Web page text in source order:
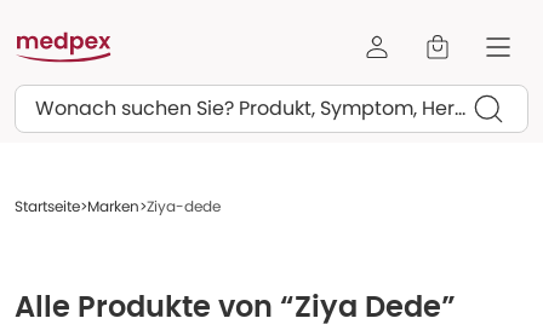
Suchen
Startseite Marken Ziya-dede
Alle Produkte von “Ziya Dede”